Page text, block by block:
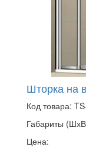
Шторка на
Код товара:
Габариты
Цена: